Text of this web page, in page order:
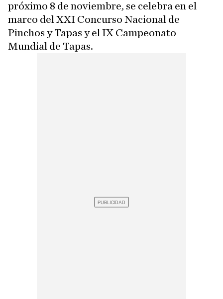
próximo 8 de noviembre, se celebra en el
marco del XXI Concurso Nacional de
Pinchos y Tapas y el IX Campeonato
Mundial de Tapas.